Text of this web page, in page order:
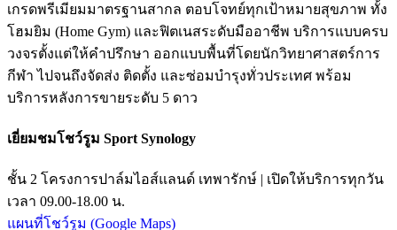
เกรดพรีเมียมมาตรฐานสากล ตอบโจทย์ทุกเป้าหมายสุขภาพ ทั้ง
โฮมยิม (Home Gym) และฟิตเนสระดับมืออาชีพ บริการแบบครบ
วงจรตั้งแต่ให้คำปรึกษา ออกแบบพื้นที่โดยนักวิทยาศาสตร์การ
กีฬา ไปจนถึงจัดส่ง ติดตั้ง และซ่อมบำรุงทั่วประเทศ พร้อม
บริการหลังการขายระดับ 5 ดาว
เยี่ยมชมโชว์รูม Sport Synology
ชั้น 2 โครงการปาล์มไอส์แลนด์ เทพารักษ์ | เปิดให้บริการทุกวัน
เวลา 09.00-18.00 น.
แผนที่โชว์รูม (Google Maps)